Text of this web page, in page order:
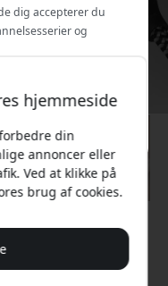
hjemmeside
din
annoncer eller
Ved at klikke på
brug af cookies.
dig accepterer du
og
fuld pris.